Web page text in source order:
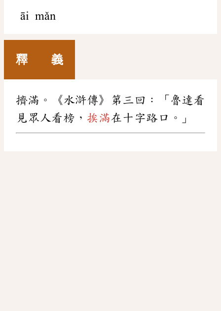
āi mǎn
釋 義
擠滿。《水滸傳》第三回：「魯達看
見眾人看榜， 挨滿在十字路口。」